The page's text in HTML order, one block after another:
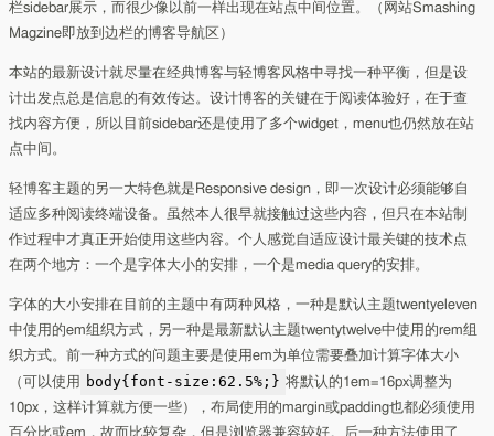
栏sidebar展示，而很少像以前一样出现在站点中间位置。（网站Smashing
Magzine即放到边栏的博客导航区）
本站的最新设计就尽量在经典博客与轻博客风格中寻找一种平衡，但是设
计出发点总是信息的有效传达。设计博客的关键在于阅读体验好，在于查
找内容方便，所以目前sidebar还是使用了多个widget，menu也仍然放在站
点中间。
轻博客主题的另一大特色就是Responsive design，即一次设计必须能够自
适应多种阅读终端设备。虽然本人很早就接触过这些内容，但只在本站制
作过程中才真正开始使用这些内容。个人感觉自适应设计最关键的技术点
在两个地方：一个是字体大小的安排，一个是media query的安排。
字体的大小安排在目前的主题中有两种风格，一种是默认主题twentyeleven
中使用的em组织方式，另一种是最新默认主题twentytwelve中使用的rem组
织方式。前一种方式的问题主要是使用em为单位需要叠加计算字体大小
（可以使用
body{font-size:62.5%;} 将默认的1em=16px调整为
10px，这样计算就方便一些），布局使用的margin或padding也都必须使用